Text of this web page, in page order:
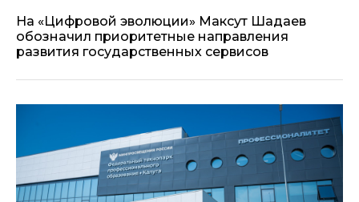
На «Цифровой эволюции» Максут Шадаев
обозначил приоритетные направления
развития государственных сервисов